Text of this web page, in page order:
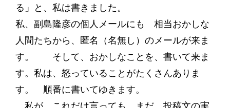
る」と、私は書きました。
私、副島隆彦の個人メールにも 相当おかしな
人間たちから、匿名（名無し）のメールが来ま
す。 そして、おかしなことを、書いて来ま
す。私は、怒っていることがたくさんありま
す。 順番に書いてゆきます。